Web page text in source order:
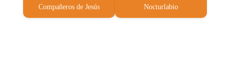
Compañeros de Jesús Nocturlabio